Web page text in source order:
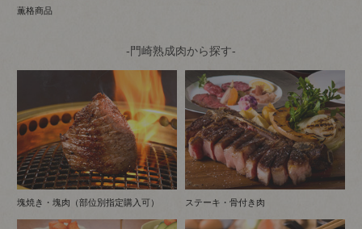
薫格商品
-門崎熟成肉から探す-
塊焼き・塊肉（部位別指定購入可） ステーキ・骨付き肉